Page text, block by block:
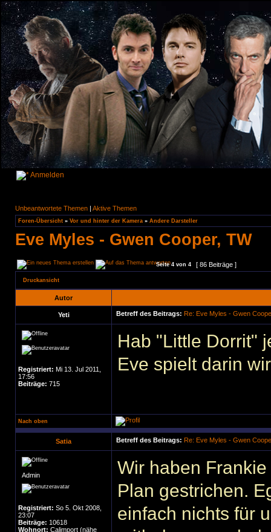
Anmelden
Unbeantwortete Themen | Aktive Themen
Foren-Übersicht » Vor und hinter der Kamera » Andere Darsteller
Eve Myles - Gwen Cooper, TW
Seite4 von 4 [ 86 Beiträge ]
Druckansicht
Autor
Yeti Betreff des Beitrags: Re: Eve Myles - Gwen
Registriert: Mi 13. Jul 2011,
17:56
Beiträge: 715
Hab "Little Dorrit"
Eve spielt darin
Nach oben
Satia Betreff des Beitrags: Re: Eve Myles - Gwen
Admin
Registriert: So 5. Okt 2008,
23:07
Beiträge: 10618
Wohnort: Calimport (nähe
Wir haben
Plan gestrichen.
einfach nichts für